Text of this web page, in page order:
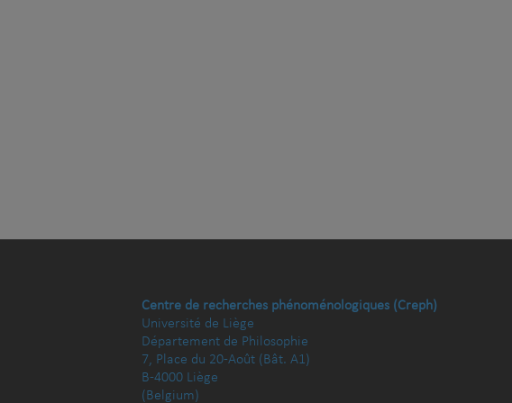
Centre de recherches phénoménologiques (Creph)
Université de Liège
Département de Philosophie
7, Place du 20-Août (Bât. A1)
B-4000 Liège
(Belgium)